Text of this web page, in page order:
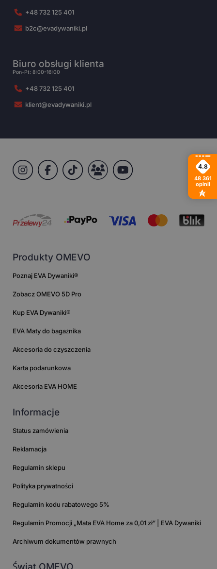
+48 732 125 401
b2c@evadywaniki.pl
Biuro obsługi klienta
Pon-Pt: 8:00-16:00
+48 732 125 401
klient@evadywaniki.pl
Produkty OMEVO
Poznaj EVA Dywaniki®
Zobacz OMEVO 5D Pro
Kup EVA Dywaniki®
EVA Maty do bagażnika
Akcesoria do czyszczenia
Karta podarunkowa
Akcesoria EVA HOME
Informacje
Status zamówienia
Reklamacja
Regulamin sklepu
Polityka prywatności
Regulamin kodu rabatowego 5%
Regulamin Promocji „Mata EVA Home za 0,01 zł” | EVA Dywaniki
Archiwum dokumentów prawnych
4.8
48 361
opinii